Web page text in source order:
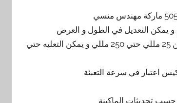
كمية المواد المعبئةمن 2 مللي حتي 25 مللي و من 5 مللي حتي 100 مللي و من 25 مللي حتي 250 مللي و يمكن التعليه حتي